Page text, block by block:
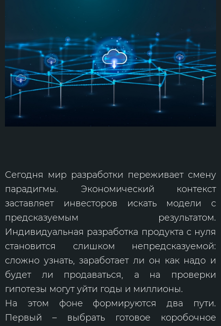
Сегодня мир разработки переживает смену
парадигмы. Экономический контекст
заставляет инвесторов искать модели с
предсказуемым результатом.
Индивидуальная разработка продукта с нуля
становится слишком непредсказуемой:
сложно узнать, заработает ли он как надо и
будет ли продаваться, а на проверки
гипотезы могут уйти годы и миллионы.
На этом фоне формируются два пути.
Первый – выбрать готовое коробочное